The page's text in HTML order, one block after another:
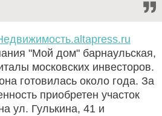
"Мой дом" барнаульская,
московских инвесторов.
готовилась около года. За
приобретен участок
ул. Гулькина, 41 и